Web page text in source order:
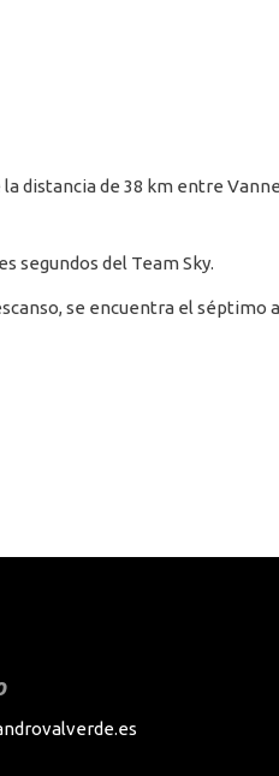
distancia de 38 km entre
segundos del Team Sky.
se encuentra el séptimo